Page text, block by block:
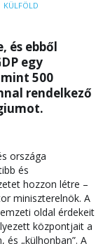
KÜLFÖLD
és ebből
egy
500
rendelkező
országa
és
hozzon létre –
miniszterelnök. A
oldal érdekeit
központjait a
és „külhonban”. A